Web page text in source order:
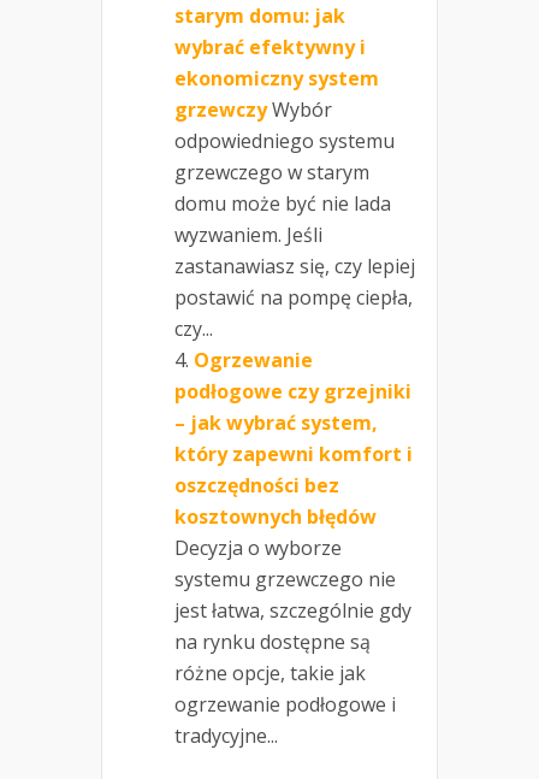
starym domu: jak
wybrać efektywny i
ekonomiczny system
grzewczyWybór
odpowiedniego systemu
grzewczego w starym
domu może być nie lada
wyzwaniem. Jeśli
zastanawiasz się, czy lepiej
postawić na pompę ciepła,
czy...
Ogrzewanie
podłogowe czy grzejniki
– jak wybrać system,
który zapewni komfort i
oszczędności bez
kosztownych błędów
Decyzja o wyborze
systemu grzewczego nie
jest łatwa, szczególnie gdy
na rynku dostępne są
różne opcje, takie jak
ogrzewanie podłogowe i
tradycyjne...